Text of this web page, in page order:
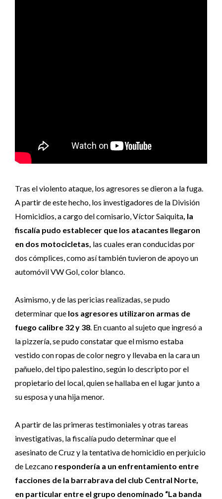
Tras el violento ataque, los agresores se dieron a la fuga.
A partir de este hecho, los investigadores de la División
Homicidios, a cargo del comisario, Víctor Saiquita, la
fiscalía pudo establecer que los atacantes llegaron
en dos motocicletas, las cuales eran conducidas por
dos cómplices, como así también tuvieron de apoyo un
automóvil VW Gol, color blanco.
Asimismo, y de las pericias realizadas, se pudo
determinar que los agresores utilizaron armas de
fuego calibre 32 y 38. En cuanto al sujeto que ingresó a
la pizzería, se pudo constatar que el mismo estaba
vestido con ropas de color negro y llevaba en la cara un
pañuelo, del tipo palestino, según lo descripto por el
propietario del local, quien se hallaba en el lugar junto a
su esposa y una hija menor.
A partir de las primeras testimoniales y otras tareas
investigativas, la fiscalía pudo determinar que el
asesinato de Cruz y la tentativa de homicidio en perjuicio
de Lezcano respondería a un enfrentamiento entre
facciones de la barrabrava del club Central Norte,
en particular entre el grupo denominado “La banda